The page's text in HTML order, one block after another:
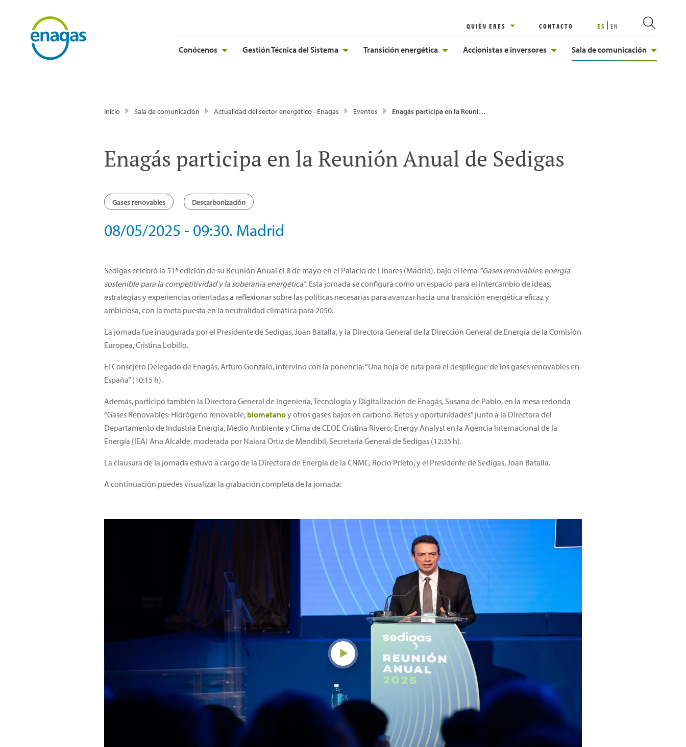
QUIÉN ERES CONTACTO ES EN
Conócenos Gestión Técnica del Sistema Transición energética Accionistas e inversores Sala de comunicación
Inicio Sala de comunicación Actualidad del sector energético - Enagás Eventos Enagás participa en la Reunión Anual de Sedigas
Enagás participa en la Reunión Anual de Sedigas
Gases renovables Descarbonización
08/05/2025 - 09:30. Madrid
Sedigas celebró la 51ª edición de su Reunión Anual el 8 de mayo en el Palacio de Linares (Madrid), bajo el lema “Gases renovables: energía
sostenible para la competitividad y la soberanía energética”. Esta jornada se configura como un espacio para el intercambio de ideas,
estrategias y experiencias orientadas a reflexionar sobre las políticas necesarias para avanzar hacia una transición energética eficaz y
ambiciosa, con la meta puesta en la neutralidad climática para 2050.
La jornada fue inaugurada por el Presidente de Sedigas, Joan Batalla, y la Directora General de la Dirección General de Energía de la Comisión
Europea, Cristina Lobillo.
El Consejero Delegado de Enagás, Arturo Gonzalo, intervino con la ponencia: “Una hoja de ruta para el despliegue de los gases renovables en
España” (10:15 h).
Además, participó también la Directora General de Ingeniería, Tecnología y Digitalización de Enagás, Susana de Pablo, en la mesa redonda
“Gases Renovables: Hidrógeno renovable, biometanoy otros gases bajos en carbono. Retos y oportunidades” junto a la Directora del
Departamento de Industria Energia, Medio Ambiente y Clima de CEOE Cristina Rivero; Energy Analyst en la Agencia Internacional de la
Energía (IEA) Ana Alcalde, moderada por Naiara Ortiz de Mendíbil, Secretaria General de Sedigas (12:35 h).
La clausura de la jornada estuvo a cargo de la Directora de Energía de la CNMC, Rocío Prieto, y el Presidente de Sedigas, Joan Batalla.
A continuación puedes visualizar la grabación completa de la jornada: